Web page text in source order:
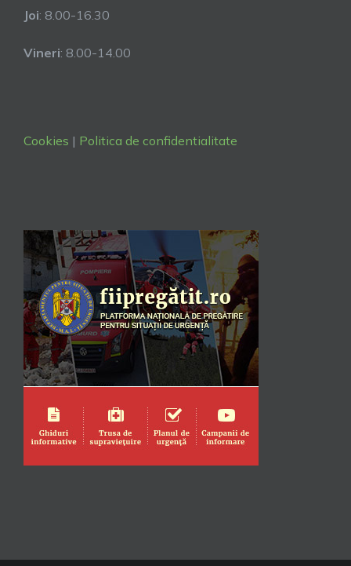
Joi: 8.00-16.30
Vineri: 8.00-14.00
Cookies | Politica de confidentialitate